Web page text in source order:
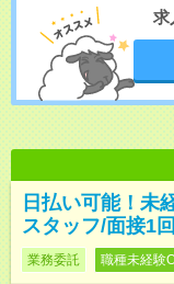
求
日払い可能！未
スタッフ/面接1
業務委託 職種未経験